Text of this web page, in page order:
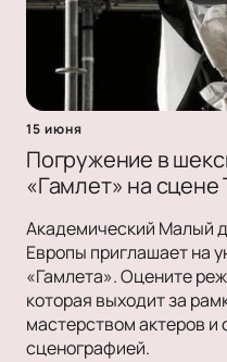
15 июня
Погружение в
«Гамлет» на сцене
Академический Малый
Европы приглашает на
«Гамлета». Оцените
которая выходит за
мастерством актеров и
сценографией.